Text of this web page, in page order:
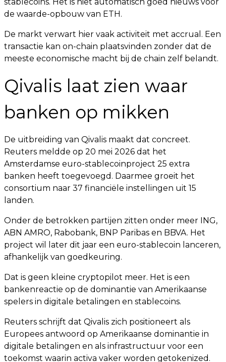
de waarde-opbouw van ETH.
De markt verwart hier vaak activiteit met accrual. Een
transactie kan on-chain plaatsvinden zonder dat de
meeste economische macht bij de chain zelf belandt.
Qivalis laat zien waar
banken op mikken
De uitbreiding van Qivalis maakt dat concreet.
Reuters meldde op 20 mei 2026 dat het
Amsterdamse euro-stablecoinproject 25 extra
banken heeft toegevoegd. Daarmee groeit het
consortium naar 37 financiële instellingen uit 15
landen.
Onder de betrokken partijen zitten onder meer ING,
ABN AMRO, Rabobank, BNP Paribas en BBVA. Het
project wil later dit jaar een euro-stablecoin lanceren,
afhankelijk van goedkeuring.
Dat is geen kleine cryptopilot meer. Het is een
bankenreactie op de dominantie van Amerikaanse
spelers in digitale betalingen en stablecoins.
Reuters schrijft dat Qivalis zich positioneert als
Europees antwoord op Amerikaanse dominantie in
digitale betalingen en als infrastructuur voor een
toekomst waarin activa vaker worden getokenized.